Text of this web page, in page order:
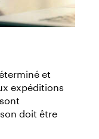
et
expéditions
doit être